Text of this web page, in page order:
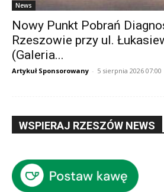
News
Nowy Punkt Pobrań
Rzeszowie przy ul.
(Galeria...
Artykuł Sponsorowany - 5 sierpnia 2026 07:00
WSPIERAJ RZESZÓW NEWS